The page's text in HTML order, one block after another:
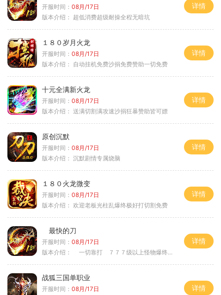
开服时间： 08月/17日
版本介绍： 超低消费超级耐操全程无暗坑
详情
１８０岁月火龙
开服时间： 08月/17日
版本介绍： 自动挂机免费沙捐免费赞助一切免费
详情
十元全满新火龙
开服时间： 08月/17日
版本介绍： 送满切割满攻速沙捐狂暴赞助皆可嫖
详情
原创沉默
开服时间： 08月/17日
版本介绍： 沉默剧情专属烧脑
详情
１８０火龙微变
开服时间： 08月/17日
版本介绍： 欢迎老板光柱乱爆终极好打切割免费
详情
最快的刀
开服时间： 08月/17日
版本介绍：
一切靠打 ７７７级以上怪物爆终极
详情
战狐三国单职业
开服时间： 08月/17日
详情